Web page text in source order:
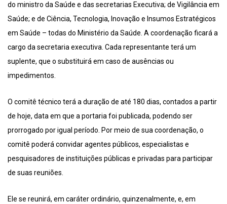
do ministro da Saúde e das secretarias Executiva; de Vigilância em
Saúde; e de Ciência, Tecnologia, Inovação e Insumos Estratégicos
em Saúde – todas do Ministério da Saúde. A coordenação ficará a
cargo da secretaria executiva. Cada representante terá um
suplente, que o substituirá em caso de ausências ou
impedimentos.
O comitê técnico terá a duração de até 180 dias, contados a partir
de hoje, data em que a portaria foi publicada, podendo ser
prorrogado por igual período. Por meio de sua coordenação, o
comitê poderá convidar agentes públicos, especialistas e
pesquisadores de instituições públicas e privadas para participar
de suas reuniões.
Ele se reunirá, em caráter ordinário, quinzenalmente, e, em